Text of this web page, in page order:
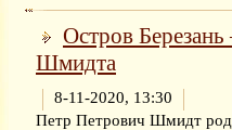
Остров
Шмидта
8-11-2020, 13:30
Петр Петрович Шмидт